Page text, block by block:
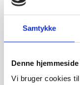
Samtykke
Denne
Vi bruger cookies